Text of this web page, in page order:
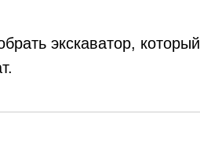
экскаватор, который